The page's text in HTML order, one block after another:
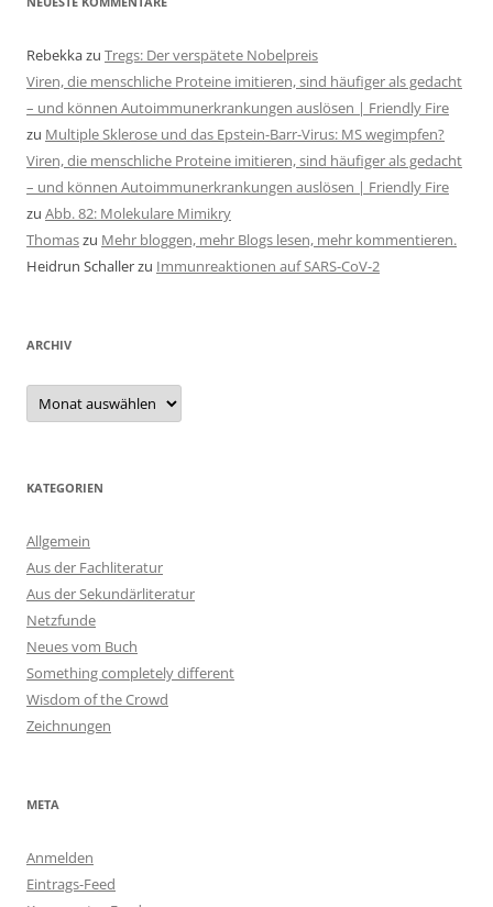
Rebekkazu Tregs: Der verspätete Nobelpreis
Viren, die menschliche Proteine imitieren, sind häufiger als gedacht
– und können Autoimmunerkrankungen auslösen | Friendly Fire
zu Multiple Sklerose und das Epstein-Barr-Virus: MS wegimpfen?
Viren, die menschliche Proteine imitieren, sind häufiger als gedacht
– und können Autoimmunerkrankungen auslösen | Friendly Fire
zu Abb. 82: Molekulare Mimikry
Thomaszu Mehr bloggen, mehr Blogs lesen, mehr kommentieren.
Heidrun Schallerzu Immunreaktionen auf SARS-CoV-2
ARCHIV
Archiv
KATEGORIEN
Allgemein
Aus der Fachliteratur
Aus der Sekundärliteratur
Netzfunde
Neues vom Buch
Something completely different
Wisdom of the Crowd
Zeichnungen
META
Anmelden
Eintrags-Feed